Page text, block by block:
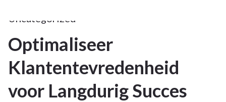
21
JAN 2025
Uncategorized
Optimaliseer
Klantentevredenheid
voor Langdurig Succes